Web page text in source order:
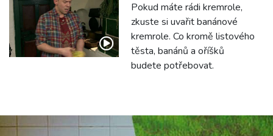
Pokud máte rádi kremrole,
zkuste si uvařit banánové
kremrole. Co kromě listového
těsta, banánů a oříšků
budete potřebovat.